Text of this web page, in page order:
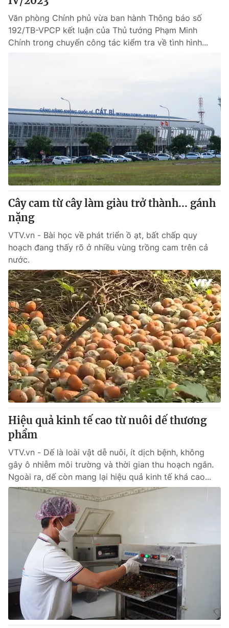
Tổng đài VTV:
024.38 355 931 - 024.38 355 932
Ðiện thoại Thời báo VTV:024.66 897 897
Email:toasoan@vtv.vn
® Cấm sao chép dưới mọi hình thức nếu không có sự chấp
thuận bằng văn bản. Ghi rõ nguồn VTV.vn khi phát hành lại
thông tin từ website này.
Văn phòng Chính phủ vừa ban hành Thông báo số
192/TB-VPCP kết luận của Thủ tướng Phạm Minh
Chính trong chuyến công tác kiểm tra về tình hình...
Cây cam từ cây làm giàu trở thành... gánh
nặng
VTV.vn - Bài học về phát triển ồ ạt, bất chấp quy
hoạch đang thấy rõ ở nhiều vùng trồng cam trên cả
nước.
Hiệu quả kinh tế cao từ nuôi dế thương
phẩm
VTV.vn - Dế là loài vật dễ nuôi, ít dịch bệnh, không
gây ô nhiễm môi trường và thời gian thu hoạch ngắn.
Ngoài ra, dế còn mang lại hiệu quả kinh tế khá cao...